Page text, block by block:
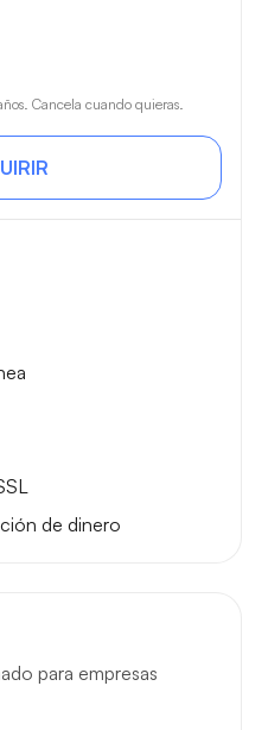
Cancela cuando quieras.
de dinero
para empresas